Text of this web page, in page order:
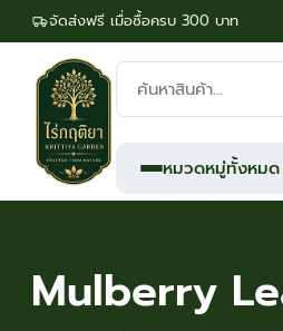
จัดส่งฟรี เมื่อซื้อครบ 300 บาท
ค้นหา
สินค้า:
หมวดหมู่ทั้งหมด
Mulberry